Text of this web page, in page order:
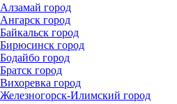
Алзамай город
Ангарск город
Байкальск город
Бирюсинск город
Бодайбо город
Братск город
Вихоревка город
Железногорск-Илимский город